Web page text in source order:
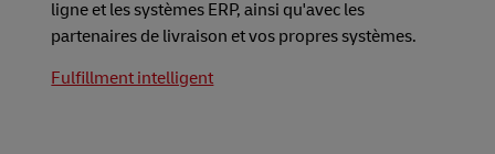
ligne et les systèmes ERP, ainsi qu'avec les
partenaires de livraison et vos propres systèmes.
Fulfillment intelligent